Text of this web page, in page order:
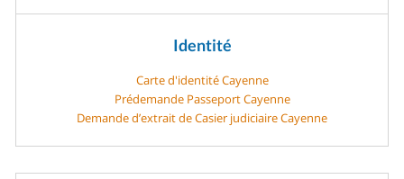
Identité
Carte d'identité Cayenne
Prédemande Passeport Cayenne
Demande d’extrait de Casier judiciaire Cayenne